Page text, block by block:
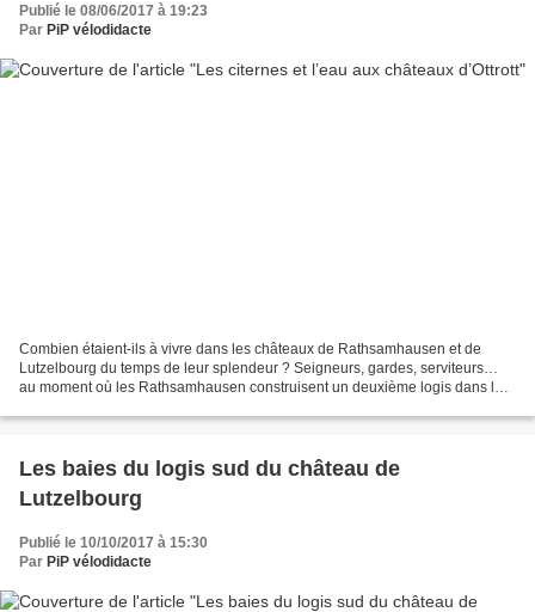
Publié le 08/06/2017 à 19:23
Par PiP vélodidacte
Combien étaient-ils à vivre dans les châteaux de Rathsamhausen et de
Lutzelbourg du temps de leur splendeur ? Seigneurs, gardes, serviteurs…
au moment où les Rathsamhausen construisent un deuxième logis dans la
Les baies du logis sud du château de
Lutzelbourg
Publié le 10/10/2017 à 15:30
Par PiP vélodidacte